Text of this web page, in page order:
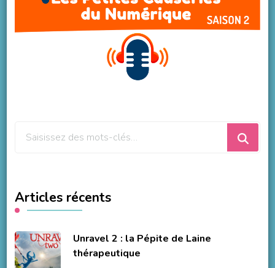
?
Articles récents
Unravel 2 : la Pépite de Laine
thérapeutique